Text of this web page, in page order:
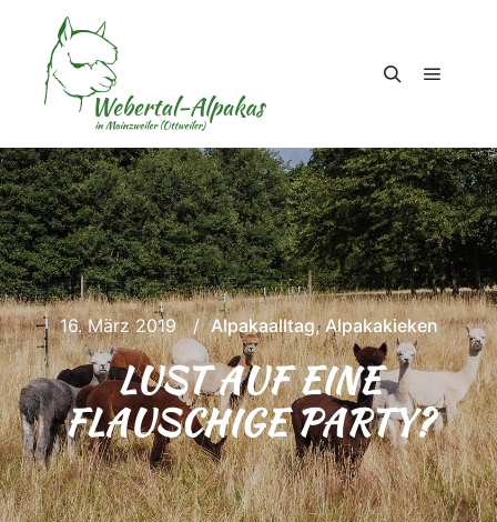
16. März 2019 Alpakaalltag,Alpakakieken
LUST AUF EINE
FLAUSCHIGE PARTY?